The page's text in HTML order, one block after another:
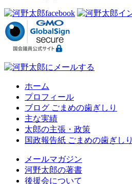
ホーム
プロフィール
ブログ ごまめの歯ぎしり
主な実績
太郎の主張・政策
国政報告紙 ごまめの歯ぎしり
メールマガジン
河野太郎の著書
後援会について